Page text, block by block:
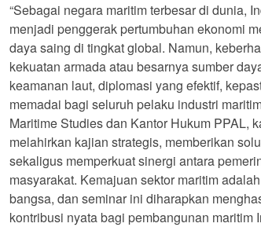
“Sebagai negara maritim terbesar di dunia,
menjadi penggerak pertumbuhan ekonomi
daya saing di tingkat global. Namun,
kekuatan armada atau besarnya sumber
keamanan laut, diplomasi yang efektif,
memadai bagi seluruh pelaku industri
Maritime Studies dan Kantor Hukum PPAL,
melahirkan kajian strategis, memberikan
sekaligus memperkuat sinergi antara
masyarakat. Kemajuan sektor maritim
bangsa, dan seminar ini diharapkan
kontribusi nyata bagi pembangunan maritim